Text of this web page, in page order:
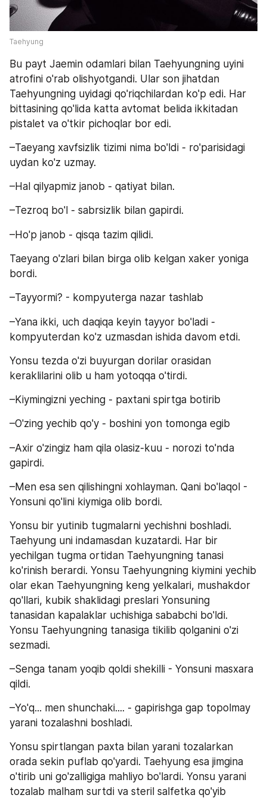
Taehyung
Bu payt Jaemin odamlari bilan Taehyungning uyini
atrofini o'rab olishyotgandi. Ular son jihatdan
Taehyungning uyidagi qo'riqchilardan ko'p edi. Har
bittasining qo'lida katta avtomat belida ikkitadan
pistalet va o'tkir pichoqlar bor edi.
–Taeyang xavfsizlik tizimi nima bo'ldi - ro'parisidagi
uydan ko'z uzmay.
–Hal qilyapmiz janob - qatiyat bilan.
–Tezroq bo'l - sabrsizlik bilan gapirdi.
–Ho'p janob - qisqa tazim qilidi.
Taeyang o'zlari bilan birga olib kelgan xaker yoniga
bordi.
–Tayyormi? - kompyuterga nazar tashlab
–Yana ikki, uch daqiqa keyin tayyor bo'ladi -
kompyuterdan ko'z uzmasdan ishida davom etdi.
Yonsu tezda o'zi buyurgan dorilar orasidan
keraklilarini olib u ham yotoqqa o'tirdi.
–Kiymingizni yeching - paxtani spirtga botirib
–O'zing yechib qo'y - boshini yon tomonga egib
–Axir o'zingiz ham qila olasiz-kuu - norozi to'nda
gapirdi.
–Men esa sen qilishingni xohlayman. Qani bo'laqol -
Yonsuni qo'lini kiymiga olib bordi.
Yonsu bir yutinib tugmalarni yechishni boshladi.
Taehyung uni indamasdan kuzatardi. Har bir
yechilgan tugma ortidan Taehyungning tanasi
ko'rinish berardi. Yonsu Taehyungning kiymini yechib
olar ekan Taehyungning keng yelkalari, mushakdor
qo'llari, kubik shaklidagi preslari Yonsuning
tanasidan kapalaklar uchishiga sababchi bo'ldi.
Yonsu Taehyungning tanasiga tikilib qolganini o'zi
sezmadi.
–Senga tanam yoqib qoldi shekilli - Yonsuni masxara
qildi.
–Yo'q... men shunchaki.... - gapirishga gap topolmay
yarani tozalashni boshladi.
Yonsu spirtlangan paxta bilan yarani tozalarkan
orada sekin puflab qo'yardi. Taehyung esa jimgina
o'tirib uni go'zalligiga mahliyo bo'lardi. Yonsu yarani
tozalab malham surtdi va steril salfetka qo'yib